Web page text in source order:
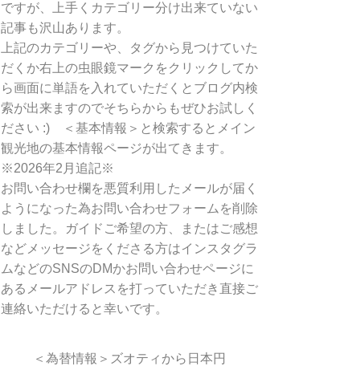
ですが、上手くカテゴリー分け出来ていない
記事も沢山あります。
上記のカテゴリーや、タグから見つけていた
だくか右上の虫眼鏡マークをクリックしてか
ら画面に単語を入れていただくとブログ内検
索が出来ますのでそちらからもぜひお試しく
ださい :) ＜基本情報＞と検索するとメイン
観光地の基本情報ページが出てきます。
※2026年2月追記※
お問い合わせ欄を悪質利用したメールが届く
ようになった為お問い合わせフォームを削除
しました。ガイドご希望の方、またはご感想
などメッセージをくださる方はインスタグラ
ムなどのSNSのDMかお問い合わせページに
あるメールアドレスを打っていただき直接ご
連絡いただけると幸いです。
＜為替情報＞ズオティから日本円